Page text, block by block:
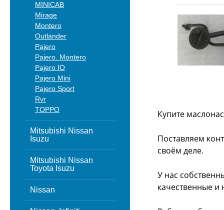
MINICAB
Mirage
Montero
Outlander
Pajero
Pajero. Montero
Pajero IO
Pajero Mini
Pajero Sport
Rvr
TOPPO
Mitsubishi Nissan
Isuzu
Mitsubishi Nissan
Toyota Isuzu
Nissan
Купите
Поставляем
своём деле.
У нас
качественные и